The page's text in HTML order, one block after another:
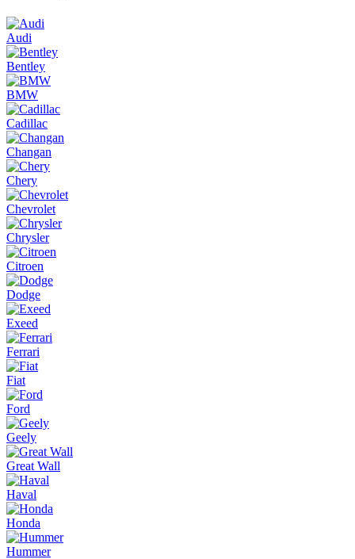
Audi
Bentley
BMW
Cadillac
Changan
Chery
Chevrolet
Chrysler
Citroen
Dodge
Exeed
Ferrari
Fiat
Ford
Geely
Great Wall
Haval
Honda
Hummer